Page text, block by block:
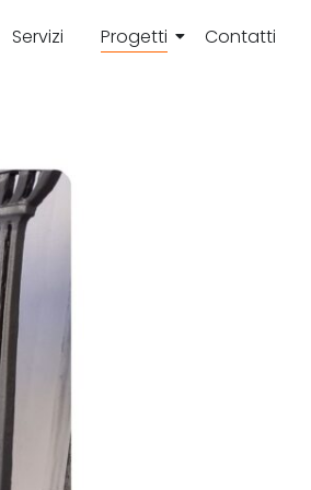
Servizi Progetti Contatti